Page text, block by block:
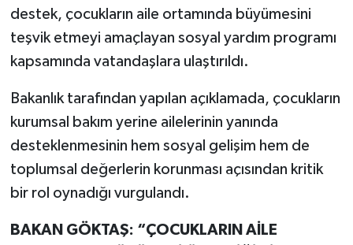
destek, çocukların aile ortamında büyümesini
teşvik etmeyi amaçlayan sosyal yardım programı
kapsamında vatandaşlara ulaştırıldı.
Bakanlık tarafından yapılan açıklamada, çocukların
kurumsal bakım yerine ailelerinin yanında
desteklenmesinin hem sosyal gelişim hem de
toplumsal değerlerin korunması açısından kritik
bir rol oynadığı vurgulandı.
BAKAN GÖKTAŞ: “ÇOCUKLARIN AİLE
KAHRAMANMARAŞ